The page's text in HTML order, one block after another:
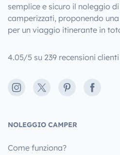
semplice e sicuro il noleggio
camperizzati, proponendo
per un viaggio itinerante in
4.05/5 su 239 recensioni
Instagram
X PinterestFacebook
NOLEGGIO CAMPER
Come funziona?